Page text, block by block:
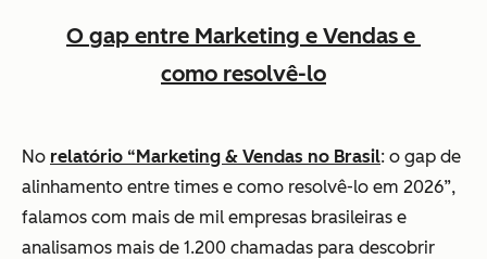
O gap entre Marketing e Vendas e
como resolvê-lo
No relatório “Marketing & Vendas no Brasil: o gap de
alinhamento entre times e como resolvê-lo em 2026”,
falamos com mais de mil empresas brasileiras e
analisamos mais de 1.200 chamadas para descobrir